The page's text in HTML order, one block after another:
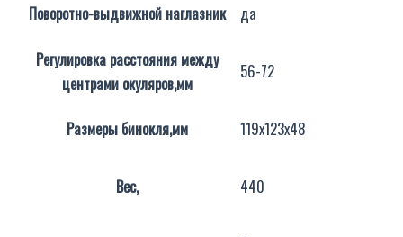
Поворотно-выдвижной наглазник да
Регулировка расстояния между
центрами окуляров,мм
56-72
Размеры бинокля,мм 119x123x48
Вес, 440